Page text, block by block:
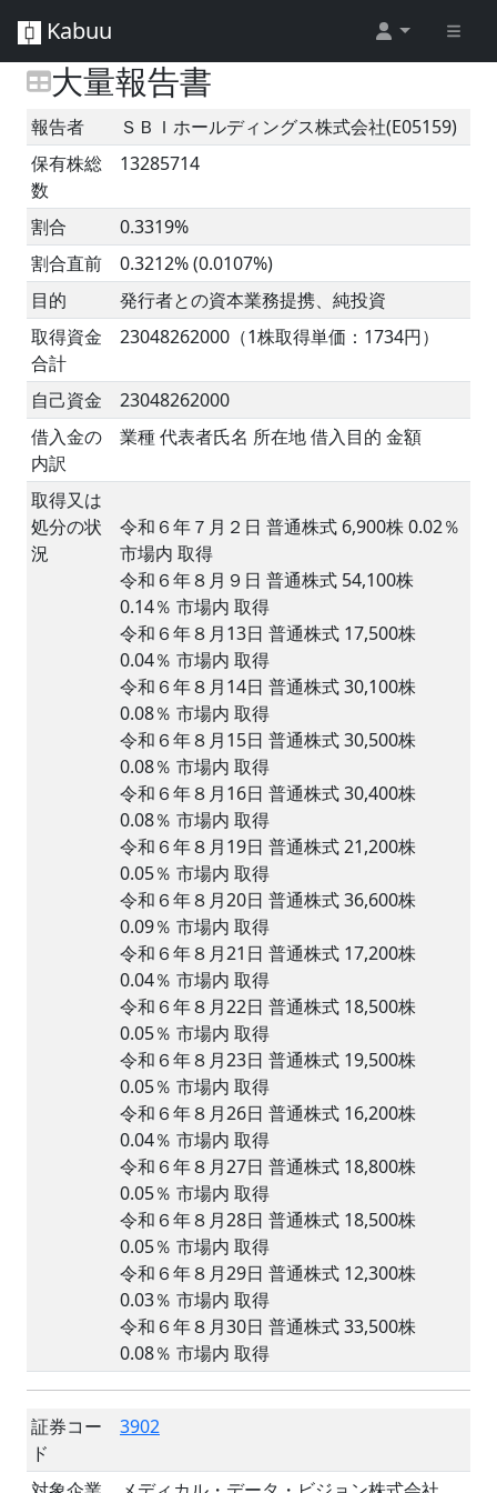
Kabuu
大量報告書
報告者
ＳＢＩホールディングス株式会社(E05159)
保有株総
数
13285714
割合
0.3319%
割合直前
0.3212% (0.0107%)
目的
発行者との資本業務提携、純投資
取得資金
合計
23048262000（1株取得単価：1734円）
自己資金
23048262000
借入金の
内訳
業種 代表者氏名 所在地 借入目的 金額
取得又は
処分の状
況
令和６年７月２日 普通株式 6,900株 0.02％
市場内 取得
令和６年８月９日 普通株式 54,100株
0.14％ 市場内 取得
令和６年８月13日 普通株式 17,500株
0.04％ 市場内 取得
令和６年８月14日 普通株式 30,100株
0.08％ 市場内 取得
令和６年８月15日 普通株式 30,500株
0.08％ 市場内 取得
令和６年８月16日 普通株式 30,400株
0.08％ 市場内 取得
令和６年８月19日 普通株式 21,200株
0.05％ 市場内 取得
令和６年８月20日 普通株式 36,600株
0.09％ 市場内 取得
令和６年８月21日 普通株式 17,200株
0.04％ 市場内 取得
令和６年８月22日 普通株式 18,500株
0.05％ 市場内 取得
令和６年８月23日 普通株式 19,500株
0.05％ 市場内 取得
令和６年８月26日 普通株式 16,200株
0.04％ 市場内 取得
令和６年８月27日 普通株式 18,800株
0.05％ 市場内 取得
令和６年８月28日 普通株式 18,500株
0.05％ 市場内 取得
令和６年８月29日 普通株式 12,300株
0.03％ 市場内 取得
令和６年８月30日 普通株式 33,500株
0.08％ 市場内 取得
証券コー
ド
3902